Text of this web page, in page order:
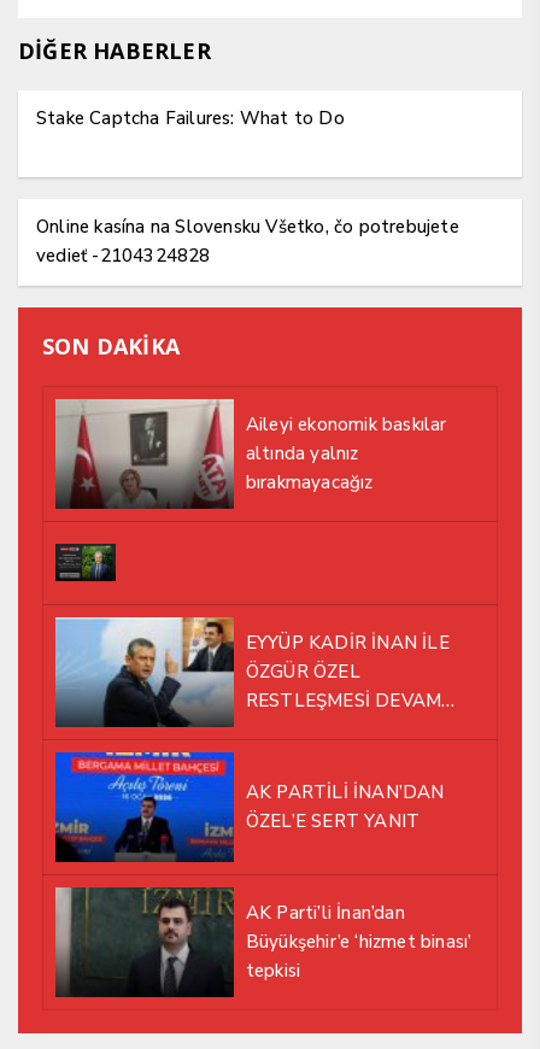
DİĞER HABERLER
Stake Captcha Failures: What to Do
Online kasína na Slovensku Všetko, čo potrebujete
vedieť -2104324828
SON DAKİKA
Aileyi ekonomik baskılar
altında yalnız
bırakmayacağız
EYYÜP KADİR İNAN İLE
ÖZGÜR ÖZEL
RESTLEŞMESİ DEVAM
AK PARTİLİ İNAN’DAN
ÖZEL’E SERT YANIT
AK Parti’li İnan’dan
Büyükşehir’e ‘hizmet binası’
tepkisi